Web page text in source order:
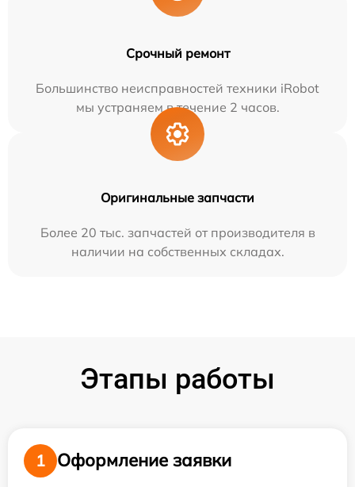
Срочный ремонт
Большинство неисправностей техники iRobot
мы устраняем в течение 2 часов.
Оригинальные запчасти
Более 20 тыс. запчастей от производителя в
наличии на собственных складах.
Этапы работы
1
Оформление заявки